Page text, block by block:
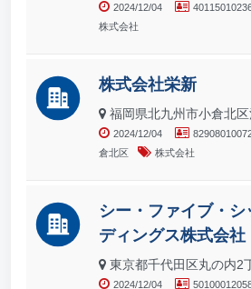
2024/12/04
株式会社
株式会社栄新
福岡県北九州市小倉北
2024/12/04
倉北区
株式会社
シー・ファイブ・
ディングス株式会社
東京都千代田区丸の内2
2024/12/04